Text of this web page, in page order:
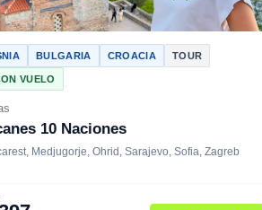
BULGARIA CROACIA TOUR
VUELO
10 Naciones
Medjugorje, Ohrid, Sarajevo, Sofia, Zagreb